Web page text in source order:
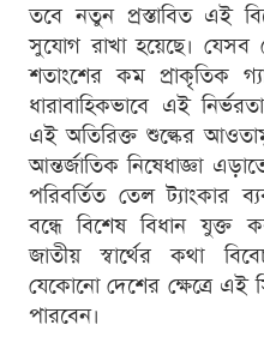
তবে নতুন প্রস্তাবিত এই
সুযোগ রাখা হয়েছে। যেসব
শতাংশের কম প্রাকৃতিক
ধারাবাহিকভাবে এই
এই অতিরিক্ত শুল্কের
আন্তর্জাতিক নিষেধাজ্ঞা
পরিবর্তিত তেল ট্যাংকার
বন্ধে বিশেষ বিধান যুক্ত
জাতীয় স্বার্থের কথা
যেকোনো দেশের ক্ষেত্রে এই
পারবেন।